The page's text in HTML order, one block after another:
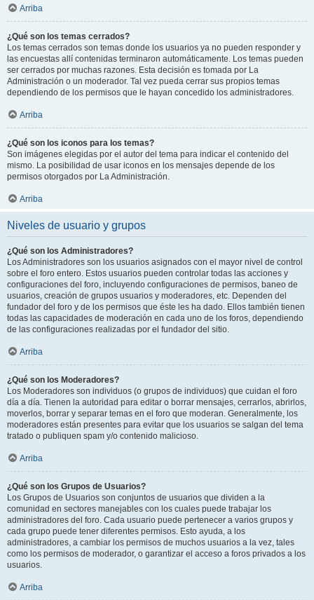
Arriba
¿Qué son los temas cerrados?
Los temas cerrados son temas donde los usuarios ya no pueden responder y
las encuestas allí contenidas terminaron automáticamente. Los temas pueden
ser cerrados por muchas razones. Esta decisión es tomada por La
Administración o un moderador. Tal vez pueda cerrar sus propios temas
dependiendo de los permisos que le hayan concedido los administradores.
Arriba
¿Qué son los iconos para los temas?
Son imágenes elegidas por el autor del tema para indicar el contenido del
mismo. La posibilidad de usar iconos en los mensajes depende de los
permisos otorgados por La Administración.
Arriba
Niveles de usuario y grupos
¿Qué son los Administradores?
Los Administradores son los usuarios asignados con el mayor nivel de control
sobre el foro entero. Estos usuarios pueden controlar todas las acciones y
configuraciones del foro, incluyendo configuraciones de permisos, baneo de
usuarios, creación de grupos usuarios y moderadores, etc. Dependen del
fundador del foro y de los permisos que éste les ha dado. Ellos también tienen
todas las capacidades de moderación en cada uno de los foros, dependiendo
de las configuraciones realizadas por el fundador del sitio.
Arriba
¿Qué son los Moderadores?
Los Moderadores son individuos (o grupos de individuos) que cuidan el foro
día a día. Tienen la autoridad para editar o borrar mensajes, cerrarlos, abrirlos,
moverlos, borrar y separar temas en el foro que moderan. Generalmente, los
moderadores están presentes para evitar que los usuarios se salgan del tema
tratado o publiquen spam y/o contenido malicioso.
Arriba
¿Qué son los Grupos de Usuarios?
Los Grupos de Usuarios son conjuntos de usuarios que dividen a la
comunidad en sectores manejables con los cuales puede trabajar los
administradores del foro. Cada usuario puede pertenecer a varios grupos y
cada grupo puede tener diferentes permisos. Esto ayuda, a los
administradores, a cambiar los permisos de muchos usuarios a la vez, tales
como los permisos de moderador, o garantizar el acceso a foros privados a los
usuarios.
Arriba